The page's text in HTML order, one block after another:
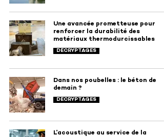
Une avancée prometteuse pour
renforcer la durabilité des
matériaux thermodurcissables
DÉCRYPTAGES
Dans nos poubelles : le béton de
demain ?
DÉCRYPTAGES
L’acoustique au service de la